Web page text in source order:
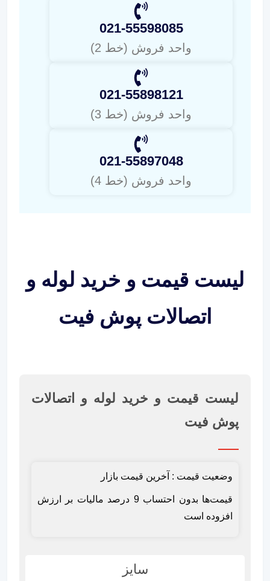
021-55598085
واحد فروش (خط 2)
021-55898121
واحد فروش (خط 3)
021-55897048
واحد فروش (خط 4)
لیست قیمت و خرید لوله و
اتصالات پوش فیت
لیست قیمت و خرید لوله و اتصالات
پوش فیت
وضعیت قیمت : آخرین قیمت بازار
قیمت‌ها بدون احتساب 9 درصد مالیات بر ارزش
افزوده است
سایز